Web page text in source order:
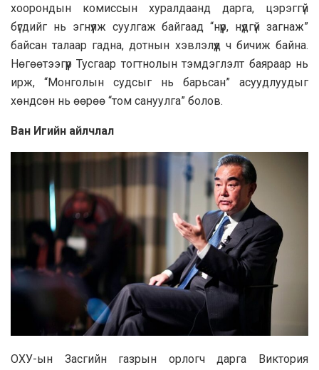
хоорондын комиссын хуралдаанд дарга, цэрэггүй
бүгдийг нь эгнүүлж суулгаж байгаад “нүүр, нүдгүй загнаж”
байсан талаар гадна, дотнын хэвлэлүүд ч бичиж байна.
Нөгөөтээгүүр Тусгаар тогтнолын тэмдэглэлт баяраар нь
ирж, “Монголын судсыг нь барьсан” асуудлуудыг
хөндсөн нь өөрөө “том сануулга” болов.
Ван Игийн айлчлал
ОХУ-ын Засгийн газрын орлогч дарга Виктория